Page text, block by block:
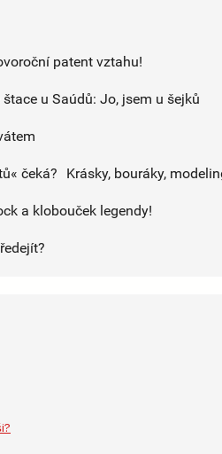
patent vztahu!
u Saúdů: Jo, jsem u šejků
čeká? Krásky, bouráky,
a klobouček legendy!